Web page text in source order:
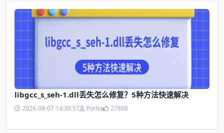
libgcc_s_seh-1.dll丢失怎么修复？5种方法快速解决
2026-08-07 14:30:57 Portia 27808